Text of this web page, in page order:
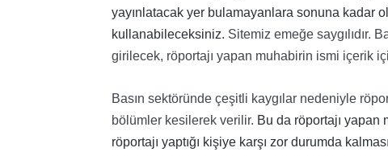
yayınlatacak yer bulamayanlara sonuna kadar
kullanabileceksiniz. Sitemiz emeğe saygılıdır.
girilecek, röportajı yapan muhabirin ismi içerik
Basın sektöründe çeşitli kaygılar nedeniyle
bölümler kesilerek verilir. Bu da röportajı yapan
röportajı yaptığı kişiye karşı zor durumda